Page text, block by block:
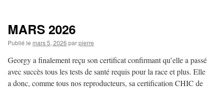
MARS 2026
Publié le mars 5, 2026 parpierre
Georgy a finalement reçu son certificat confirmant qu’elle a passé
avec succès tous les tests de santé requis pour la race et plus. Elle
a donc, comme tous nos reproducteurs, sa certification CHIC de